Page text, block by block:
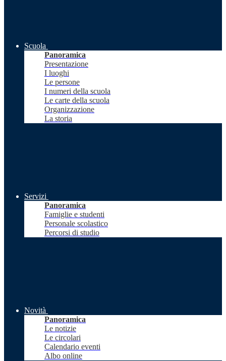
Scuola
Panoramica
Presentazione
I luoghi
Le persone
I numeri della scuola
Le carte della scuola
Organizzazione
La storia
Servizi
Panoramica
Famiglie e studenti
Personale scolastico
Percorsi di studio
Novità
Panoramica
Le notizie
Le circolari
Calendario eventi
Albo online